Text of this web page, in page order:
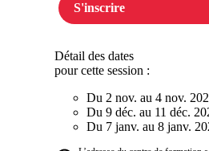
S'inscrire
Détail des dates
pour cette session :
Du 2 nov. au 4 nov.
Du 9 déc. au 11 déc.
Du 7 janv. au 8 janv.